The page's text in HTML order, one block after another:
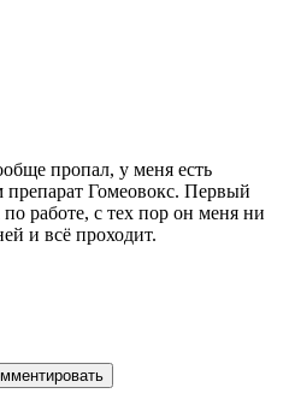
пропал, у меня есть
Гомеовокс. Первый
по работе, с тех пор он меня ни
и всё проходит.